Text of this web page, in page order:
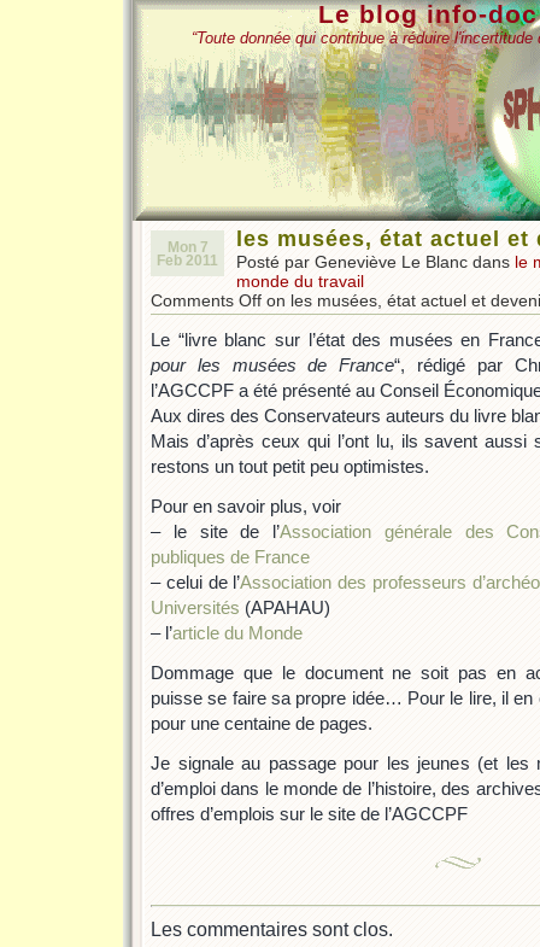
Le blog info-
“Toute donnée qui contribue à réduire
Mon 7
Feb 2011
les musées, état actuel et
Posté par Geneviève Le Blanc dans le
monde du travail
Comments Off on les musées, état actuel et
Le “livre blanc sur l’état des musées en
pour les musées de France“, rédigé par
l’AGCCPF a été présenté au Conseil
Aux dires des Conservateurs auteurs du livre
Mais d’après ceux qui l’ont lu, ils savent
restons un tout petit peu optimistes.
Pour en savoir plus, voir
– le site de l’Association générale des
publiques de France
– celui de l’Association des professeurs
Universités (APAHAU)
– l’article du Monde
Dommage que le document ne soit pas en
puisse se faire sa propre idée… Pour le lire, il
pour une centaine de pages.
Je signale au passage pour les jeunes (et les
d’emploi dans le monde de l’histoire, des
offres d’emplois sur le site de l’AGCCPF
Les commentaires sont clos.